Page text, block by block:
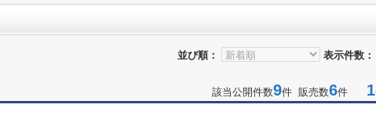
並び順： 表示件数：
該当公開件数9件 販売数6件